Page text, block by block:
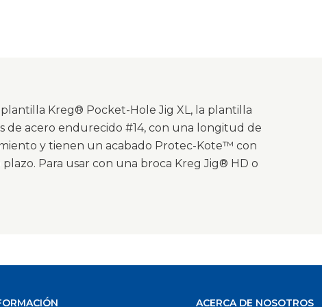
Kreg® Pocket-Hole Jig XL, la plantilla
de acero endurecido #14, con una longitud de
y tienen un acabado Protec-Kote™ con
Para usar con una broca Kreg Jig® HD o
ACERCA DE NOSOTROS